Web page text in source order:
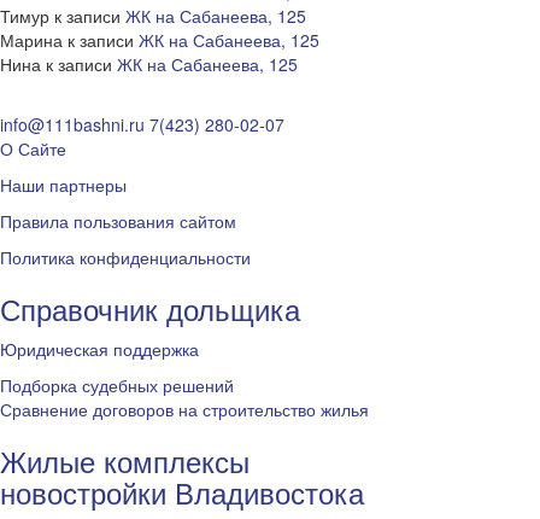
Тимур к записи ЖК на Сабанеева, 125
Марина к записи ЖК на Сабанеева, 125
Нина к записи ЖК на Сабанеева, 125
info@111bashni.ru 7(423) 280-02-07
О Сайте
Наши партнеры
Правила пользования сайтом
Политика конфиденциальности
Справочник дольщика
Юридическая поддержка
Подборка судебных решений
Сравнение договоров на строительство жилья
Жилые комплексы
новостройки Владивостока